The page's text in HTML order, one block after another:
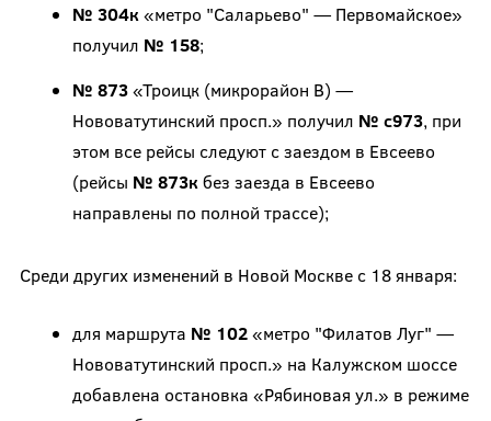
№ 304к «метро "Саларьево" — Первомайское»
получил № 158;
№ 873«Троицк (микрорайон В) —
Нововатутинский просп.» получил № с973, при
этом все рейсы следуют с заездом в Евсеево
(рейсы № 873к без заезда в Евсеево
направлены по полной трассе);
Среди других изменений в Новой Москве с 18 января:
для маршрута № 102«метро "Филатов Луг" —
Нововатутинский просп.» на Калужском шоссе
добавлена остановка «Рябиновая ул.» в режиме